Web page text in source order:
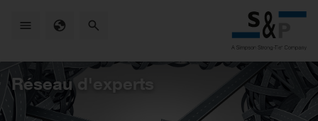
content
Réseau d'experts